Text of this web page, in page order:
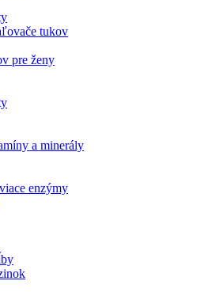
tukov
pre ženy
a minerály
enzýmy